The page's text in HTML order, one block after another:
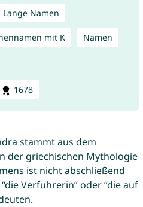
Lange Namen
mit K Namen
1678
stammt aus dem
der griechischen Mythologie
ist nicht abschließend
Verführerin” oder “die auf